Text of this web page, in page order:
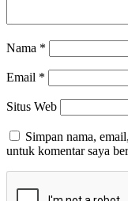
Nama *
Email *
Situs Web
Simpan nama,
untuk komentar saya